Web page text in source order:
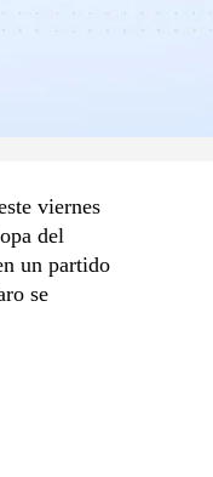
viernes
del
un partido
se